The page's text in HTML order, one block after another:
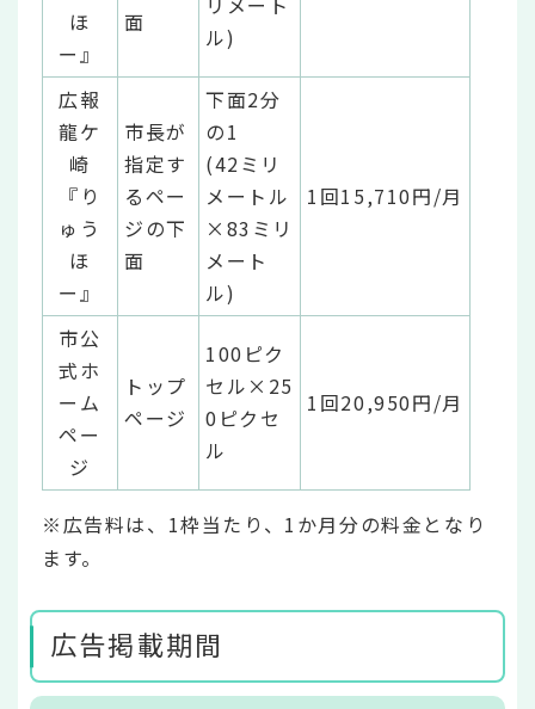
ほ
ー』
面
ル)
広報
龍ケ
崎
『り
ゅう
ほ
ー』
市長が
指定す
るペー
ジの下
面
下面2分
の1
(42ミリ
メートル
×83ミリ
メート
ル)
1回15,710円/月
市公
式ホ
ーム
ペー
ジ
トップ
ページ
100ピク
セル×25
0ピクセ
ル
1回20,950円/月
※広告料は、1枠当たり、1か月分の料金となり
ます。
広告掲載期間